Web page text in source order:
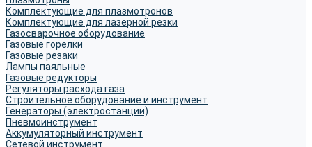
Комплектующие для плазмотронов
Комплектующие для лазерной резки
Газосварочное оборудование
Газовые горелки
Газовые резаки
Лампы паяльные
Газовые редукторы
Регуляторы расхода газа
Строительное оборудование и инструмент
Генераторы (электростанции)
Пневмоинструмент
Аккумуляторный инструмент
Сетевой инструмент